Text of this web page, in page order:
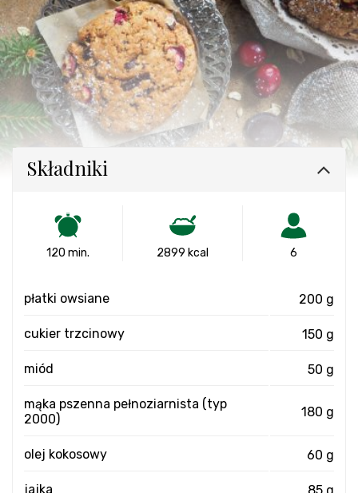
Składniki
120 min. 2899 kcal 6
płatki owsiane 200 g
cukier trzcinowy 150 g
miód 50 g
mąka pszenna pełnoziarnista (typ
2000)
180 g
olej kokosowy 60 g
jajka 85 g